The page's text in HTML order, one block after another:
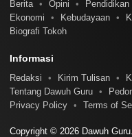
Berita Opini Pendidikan
Ekonomi
Kebudayaan
Biografi Tokoh
Informasi
Redaksi Kirim Tulisan
Tentang Dawuh Guru
Privacy Policy
Terms of
Copyright © 2026 Dawuh